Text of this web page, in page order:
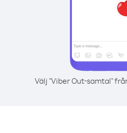
Välj "Viber Out-samtal"